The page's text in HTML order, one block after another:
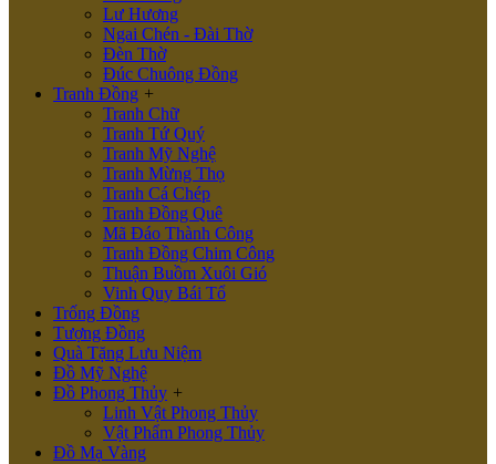
Lư Hương
Ngai Chén - Đài Thờ
Đèn Thờ
Đúc Chuông Đồng
Tranh Đồng +
Tranh Chữ
Tranh Tứ Quý
Tranh Mỹ Nghệ
Tranh Mừng Thọ
Tranh Cá Chép
Tranh Đồng Quê
Mã Đáo Thành Công
Tranh Đồng Chim Công
Thuận Buồm Xuôi Gió
Vinh Quy Bái Tổ
Trống Đồng
Tượng Đồng
Quà Tặng Lưu Niệm
Đồ Mỹ Nghệ
Đồ Phong Thủy +
Linh Vật Phong Thủy
Vật Phẩm Phong Thủy
Đồ Mạ Vàng